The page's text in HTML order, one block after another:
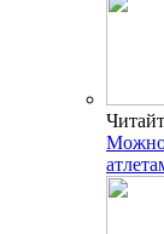
Можно